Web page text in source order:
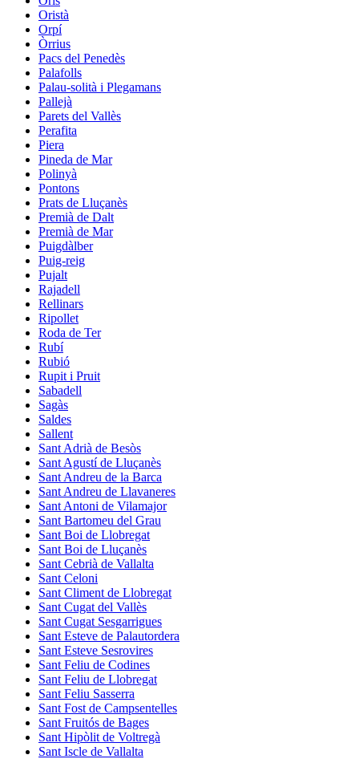
Oristà
Orpí
Òrrius
Pacs del Penedès
Palafolls
Palau-solità i Plegamans
Pallejà
Parets del Vallès
Perafita
Piera
Pineda de Mar
Polinyà
Pontons
Prats de Lluçanès
Premià de Dalt
Premià de Mar
Puigdàlber
Puig-reig
Pujalt
Rajadell
Rellinars
Ripollet
Roda de Ter
Rubí
Rubió
Rupit i Pruit
Sabadell
Sagàs
Saldes
Sallent
Sant Adrià de Besòs
Sant Agustí de Lluçanès
Sant Andreu de la Barca
Sant Andreu de Llavaneres
Sant Antoni de Vilamajor
Sant Bartomeu del Grau
Sant Boi de Llobregat
Sant Boi de Lluçanès
Sant Cebrià de Vallalta
Sant Celoni
Sant Climent de Llobregat
Sant Cugat del Vallès
Sant Cugat Sesgarrigues
Sant Esteve de Palautordera
Sant Esteve Sesrovires
Sant Feliu de Codines
Sant Feliu de Llobregat
Sant Feliu Sasserra
Sant Fost de Campsentelles
Sant Fruitós de Bages
Sant Hipòlit de Voltregà
Sant Iscle de Vallalta